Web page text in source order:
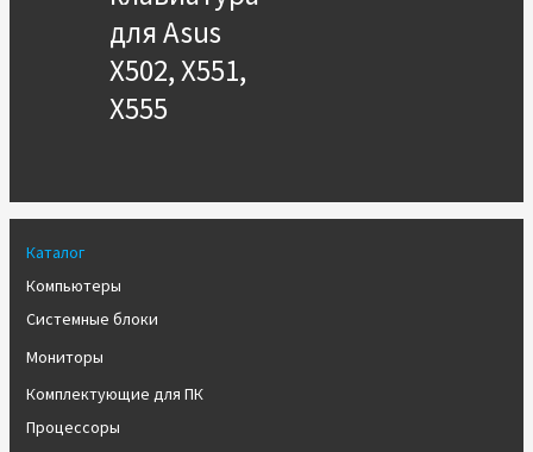
Каталог
Компьютеры
Системные блоки
Мониторы
Комплектующие для ПК
Процессоры
для Asus
X502, X551,
X555